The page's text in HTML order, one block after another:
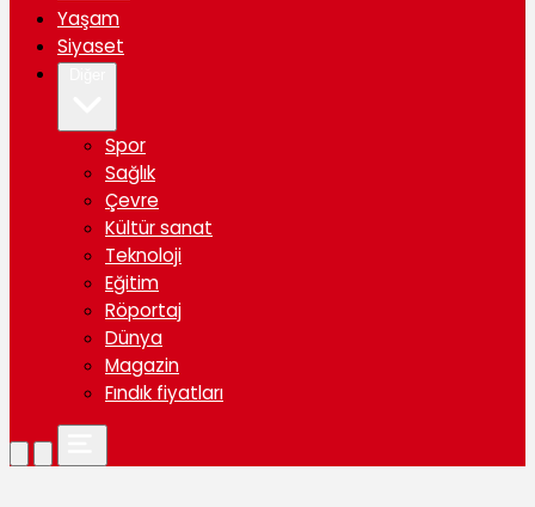
Yaşam
Siyaset
Spor
Sağlık
Çevre
Kültür sanat
Teknoloji
Eğitim
Röportaj
Dünya
Magazin
Fındık fiyatları